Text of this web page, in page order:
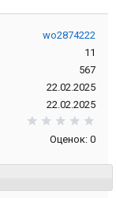
wo2874222
11
567
22.02.2025
22.02.2025
Оценок: 0